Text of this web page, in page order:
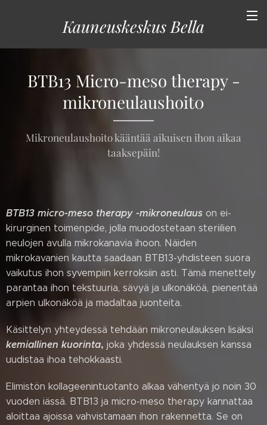
Kauneuskeskus Bella
BTB13 Micro-meso therapy -
mikroneulaushoit0
Mikroneulaushoito kääntää aikuisen ihon aikaa
taaksepäin!
BTB13 micro-meso therapy -mikroneulaus on ei-
kirurginen toimenpide, jolla muodostetaan steriilien
neulojen avulla mikrokanavia ihoon. Näiden
mikrokavanien kautta saadaan BTB13-yhdisteen suora
vaikutus ihon syvempiin kerroksiin asti. Tämä menettely
parantaa ihon tekstuuria, sävyä ja ulkonäköä, pienentää
arpien ulkonäköä ja madaltaa juonteita.
Käsittelyn yhteydessä tehdään mikroneulauksen lisäksi
kemiallinen kuorinta, joka yhdessä neulauksen kanssa
uudistaa ihoa tehokkaasti.
Elimistön kollageenintuotanto alkaa vähentyä jo noin 30
vuoden iässä. BTB13 ja micro-meso therapy kannattaa
aloittaa ajoissa vahvistamaan ihon rakennetta. Se on